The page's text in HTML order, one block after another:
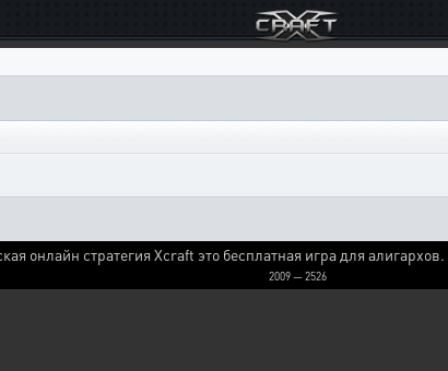
онлайн стратегия Xcraft это бесплатная игра для алигархов.
2009 — 2526